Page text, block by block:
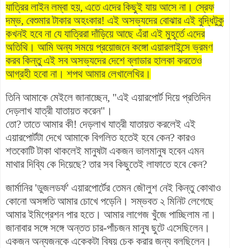
যাত্রির লাইন লম্বা হয়, এতে এদের কিছুই যায় আসে না। স্রেফ
দম্ভ, বেশুমার টাকার অহংকার! এই অসভ্যদের বোঝার এই বুদ্ধিটুকু
কখনই হবে না যে যাত্রিরা দাঁড়িয়ে আছে এঁরা এই মুহূর্তে এদের
অতিথি। আমি অন্য সময়ে প্রয়োজনে কঙ্গো এয়ারলাইন্সে ভ্রমণ
করব কিন্তু এই সব অসভ্যদের দেশে ব্লাডার হালকা করতেও
আগ্রহী হবো না। শপথ আমার লেখালেখির।
তিনি আমাকে মেইলে জানাচ্ছেন, "এই এয়ারপোর্ট দিয়ে প্রতিদিন
দেড়লাখ যাত্রী যাতায়ত করেন"।
তো? তাতে আমার কী! দেড়লাখ যাত্রী যাতায়ত করলেই এই
এয়ারপোর্টটা দেখে আমাকে বিগলিত হতেই হবে কেন? কারও
শতকোটি টাকা থাকলেই মানুষটা একজন ভালমানুষ হবেন এমন
মাথার দিব্যি কে দিয়েছে? তার সব কিছুতেই লাফাতে হবে কেন?
জার্মানির 'ডুজলডর্ফ' এয়ারপোর্টের তেমন জৌলুশ নেই কিন্তু কোথাও
কোনো অসঙ্গতি আমার চোখে পড়েনি। সম্ভবত ২ মিনিট লেগেছে
আমার ইমিগ্রেশন পার হতে। আমার লাগেজ খুঁজে পাচ্ছিলাম না।
জানাবার সঙ্গে সঙ্গে অন্তত চার-পাঁচজন মানুষ ছুটে এসেছিলেন।
একজন অন্যজনকে একেকটা বিষয় চেক করার জন্য বলছিলেন।